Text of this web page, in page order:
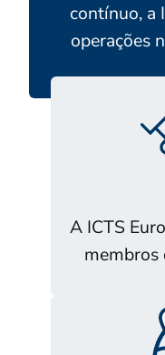
contínuo, a
operações
A ICTS
membros